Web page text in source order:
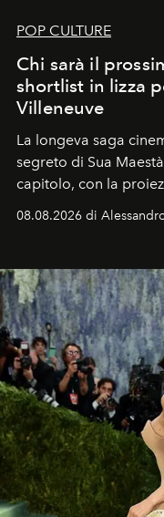
POP CULTURE
Chi sarà il
shortlist in lizza
Villeneuve
La longeva saga
segreto di Sua
capitolo, con la
dell’attore chiamato
Craig, però, regna
08.08.2026 di